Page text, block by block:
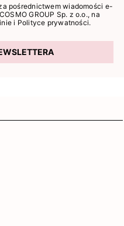
pośrednictwem wiadomości e-
GROUP Sp. z o.o., na
i Polityce prywatności.